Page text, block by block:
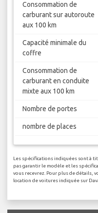
Consommation de
carburant sur autoroute
aux 100 km
Capacité minimale du
coffre
Consommation de
carburant en conduite
mixte aux 100 km
Nombre de portes
nombre de places
Les spécifications indiquées sont à
pas garantir le modèle et les
vous recevrez. Pour plus de détails,
location de voitures indiquée sur